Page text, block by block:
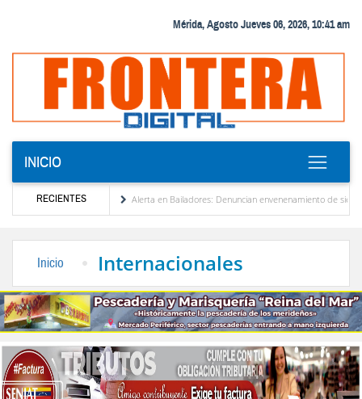
Mérida, Agosto Jueves 06, 2026, 10:41 am
INICIO
RECIENTES
Alerta en Bailadores: Denuncian envenenamiento de siete mascotas en El
Inicio Internacionales